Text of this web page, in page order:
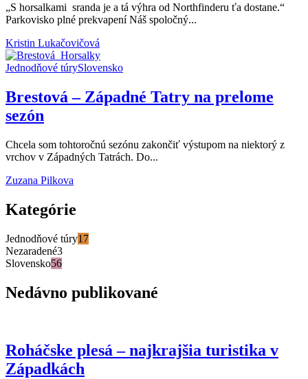
„S horsalkami sranda je a tá výhra od Northfinderu ťa dostane.“
Parkovisko plné prekvapení Náš spoločný...
Kristin Lukačovičová
Jednodňové túrySlovensko
Brestová – Západné Tatry na prelome
sezón
Chcela som tohtoročnú sezónu zakončiť výstupom na niektorý z
vrchov v Západných Tatrách. Do...
Zuzana Pilkova
Kategórie
Jednodňové túry17
Nezaradené3
Slovensko56
Nedávno publikované
Roháčske plesá – najkrajšia turistika v
Západkách